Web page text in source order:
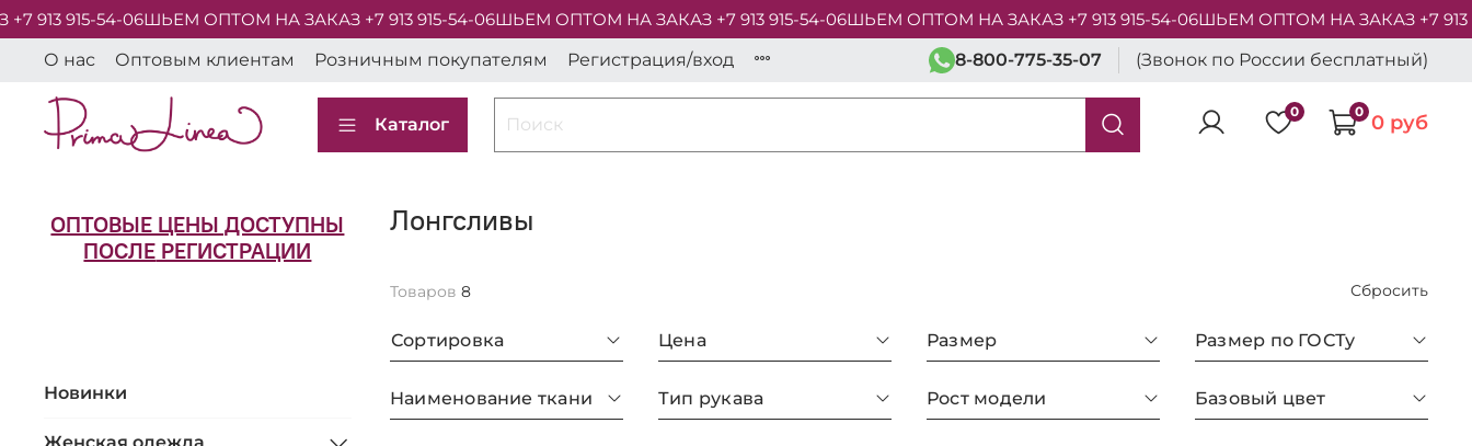
915-54-06ШЬЕМ ОПТОМ НА ЗАКАЗ +7 913 915-54-06ШЬЕМ ОПТОМ НА ЗАКАЗ +7 913 915-54-06ШЬЕМ ОПТОМ НА ЗАКАЗ +7 913 915-54-06ШЬЕМ ОПТОМ НА ЗАКАЗ +7 913 915-
О нас
Оптовым клиентам Розничным покупателям Регистрация/вход 8-800-775-35-07 (Звонок по России бесплатный)
Каталог
0 0 0 руб
Лонгсливы
Товаров 8 Сбросить
Сортировка Цена Размер Размер по ГОСТу
Наименование ткани Тип рукава Рост модели Базовый цвет
ОПТОВЫЕ ЦЕНЫ ДОСТУПНЫ
ПОСЛЕ РЕГИСТРАЦИИ
Новинки
Женская одежда